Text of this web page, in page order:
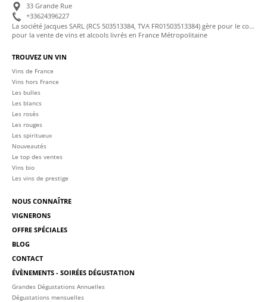
33 Grande Rue
+33624396227
La société Jacques SARL (RCS 503513384, TVA FR01503513384) gère pour le compte de La Cave des Sommeliers les transactions bancaires et la facturation
pour la vente de vins et alcools livrés en France Métropolitaine
TROUVEZ UN VIN
Vins de France
Vins hors France
Les bulles
Les blancs
Les rosés
Les rouges
Les spiritueux
Nouveautés
Le top des ventes
Vins bio
Les vins de prestige
NOUS CONNAÎTRE
VIGNERONS
OFFRE SPÉCIALES
BLOG
CONTACT
ÉVÈNEMENTS - SOIRÉES DÉGUSTATION
Grandes Dégustations Annuelles
Dégustations mensuelles